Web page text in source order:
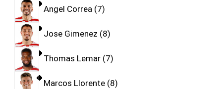
Angel Correa 7
Jose Gimenez 8
Thomas Lemar 7
Marcos Llorente 8